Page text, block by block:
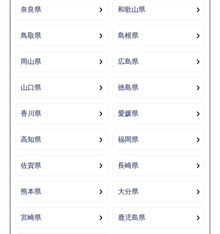
奈良県 和歌山県
鳥取県 島根県
岡山県 広島県
山口県 徳島県
香川県 愛媛県
高知県 福岡県
佐賀県 長崎県
熊本県 大分県
宮崎県 鹿児島県